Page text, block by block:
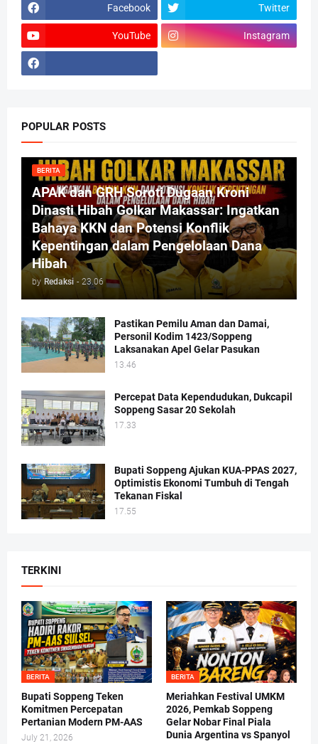
Facebook Twitter
YouTube Instagram
POPULAR POSTS
BERITA
APAK dan GRH Soroti Dugaan Kroni
Dinasti Hibah Golkar Makassar: Ingatkan
Bahaya KKN dan Potensi Konflik
Kepentingan dalam Pengelolaan Dana
Hibah
by Redaksi - 23.06
Pastikan Pemilu Aman dan Damai,
Personil Kodim 1423/Soppeng
Laksanakan Apel Gelar Pasukan
13.46
Percepat Data Kependudukan, Dukcapil
Soppeng Sasar 20 Sekolah
17.33
Bupati Soppeng Ajukan KUA-PPAS 2027,
Optimistis Ekonomi Tumbuh di Tengah
Tekanan Fiskal
17.55
TERKINI
BERITA
Bupati Soppeng Teken
Komitmen Percepatan
Pertanian Modern PM-AAS
July 21, 2026
BERITA
Meriahkan Festival UMKM
2026, Pemkab Soppeng
Gelar Nobar Final Piala
Dunia Argentina vs Spanyol